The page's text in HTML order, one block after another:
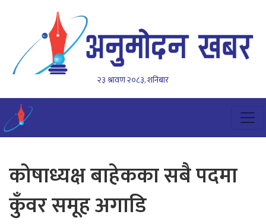
२३ श्रावण २०८३, शनिबार
कोषाध्यक्ष बाहेकका सबै पदमा
कुँवर समूह अगाडि